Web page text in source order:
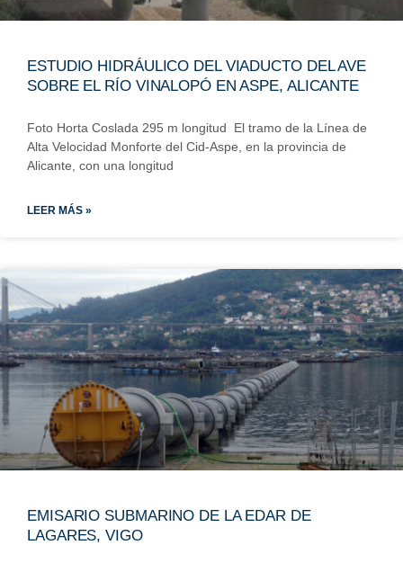
ESTUDIO HIDRÁULICO DEL VIADUCTO DEL AVE
SOBRE EL RÍO VINALOPÓ EN ASPE, ALICANTE
Foto Horta Coslada 295 m longitud El tramo de la Línea de
Alta Velocidad Monforte del Cid-Aspe, en la provincia de
Alicante, con una longitud
LEER MÁS »
EMISARIO SUBMARINO DE LA EDAR DE
LAGARES, VIGO